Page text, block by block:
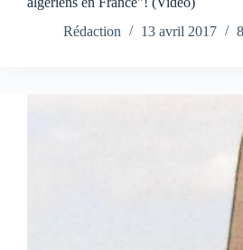
Rédaction
13 avril 2017